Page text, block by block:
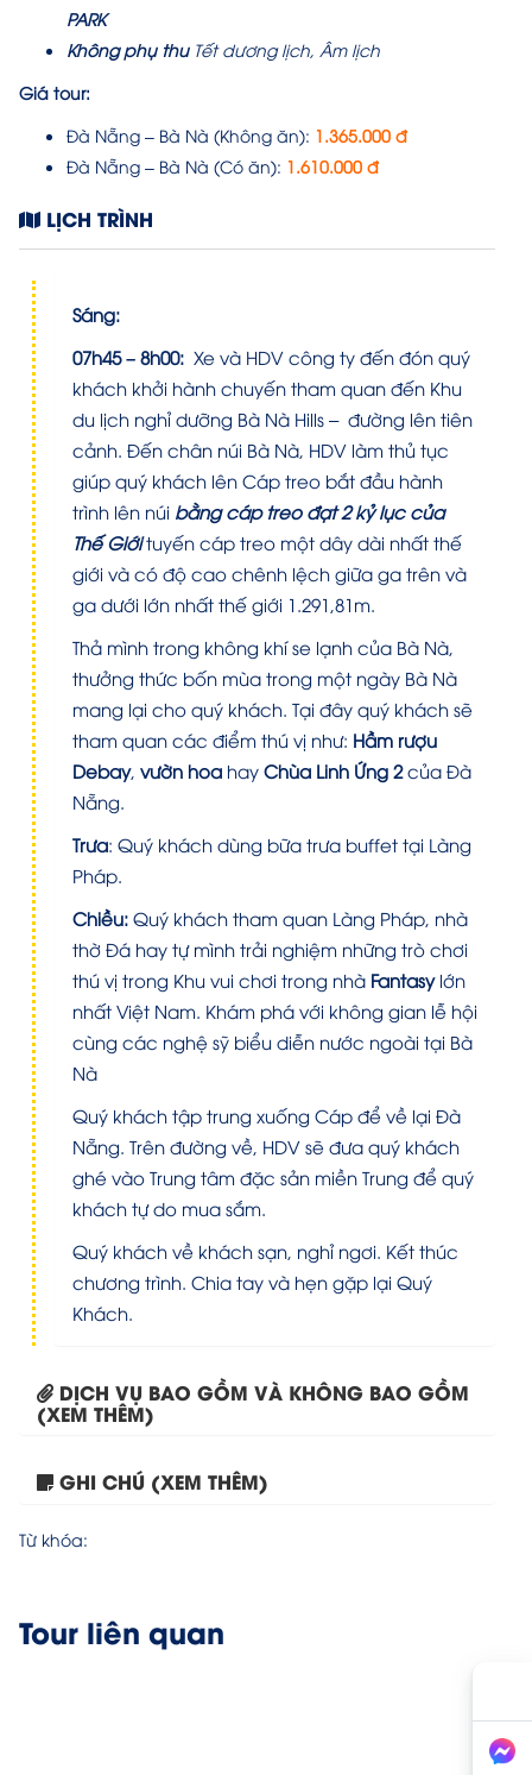
PARK
Không phụ thuTết dương lịch, Âm lịch
Giá tour:
Đà Nẵng – Bà Nà (Không ăn): 1.365.000 đ
Đà Nẵng – Bà Nà (Có ăn): 1.610.000 đ
LỊCH TRÌNH
Sáng:
07h45 – 8h00: Xe và HDV công ty đến đón quý
khách khởi hành chuyến tham quan đến Khu
du lịch nghỉ dưỡng Bà Nà Hills – đường lên tiên
cảnh. Đến chân núi Bà Nà, HDV làm thủ tục
giúp quý khách lên Cáp treo bắt đầu hành
trình lên núi bằng cáp treo đạt 2 kỷ lục của
Thế Giớituyến cáp treo một dây dài nhất thế
giới và có độ cao chênh lệch giữa ga trên và
ga dưới lớn nhất thế giới 1.291,81m.
Thả mình trong không khí se lạnh của Bà Nà,
thưởng thức bốn mùa trong một ngày Bà Nà
mang lại cho quý khách. Tại đây quý khách sẽ
tham quan các điểm thú vị như: Hầm rượu
Debay, vườn hoa hay Chùa Linh Ứng 2của Đà
Nẵng.
Trưa: Quý khách dùng bữa trưa buffet tại Làng
Pháp.
Chiều: Quý khách tham quan Làng Pháp, nhà
thờ Đá hay tự mình trải nghiệm những trò chơi
thú vị trong Khu vui chơi trong nhà Fantasylớn
nhất Việt Nam. Khám phá với không gian lễ hội
cùng các nghệ sỹ biểu diễn nước ngoài tại Bà
Nà
Quý khách tập trung xuống Cáp để về lại Đà
Nẵng. Trên đường về, HDV sẽ đưa quý khách
ghé vào Trung tâm đặc sản miền Trung để quý
khách tự do mua sắm.
Quý khách về khách sạn, nghỉ ngơi. Kết thúc
chương trình. Chia tay và hẹn gặp lại Quý
Khách.
DỊCH VỤ BAO GỒM VÀ KHÔNG BAO GỒM
(XEM THÊM)
GHI CHÚ (XEM THÊM)
Từ khóa:
Tour liên quan